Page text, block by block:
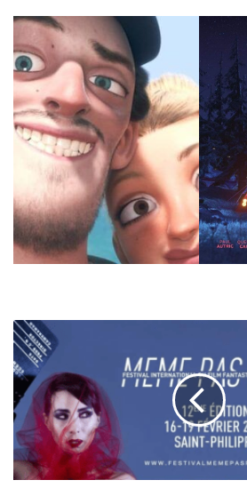
AURELIA
MENGIN